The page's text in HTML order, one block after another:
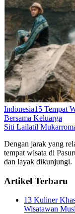
Indonesia15 Tempat
Bersama Keluarga
Siti Lailatil
Dengan jarak yang
tempat wisata di
dan layak dikunjungi.
Artikel Terbaru
13 Kuliner
Wisatawan